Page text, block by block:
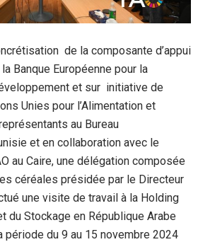
de la composante d’appui
Banque Européenne pour la
et sur initiative de
Unies pour l’Alimentation et
au Bureau
et en collaboration avec le
au Caire, une délégation composée
céréales présidée par le Directeur
une visite de travail à la Holding
du Stockage en République Arabe
période du 9 au 15 novembre 2024